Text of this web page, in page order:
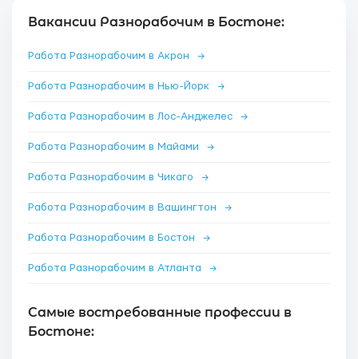
Вакансии Разнорабочим в Бостоне:
Работа Разнорабочим в Акрон →
Работа Разнорабочим в Нью-Йорк →
Работа Разнорабочим в Лос-Анджелес →
Работа Разнорабочим в Майами →
Работа Разнорабочим в Чикаго →
Работа Разнорабочим в Вашингтон →
Работа Разнорабочим в Бостон →
Работа Разнорабочим в Атланта →
Самые востребованные профессии в
Бостоне: